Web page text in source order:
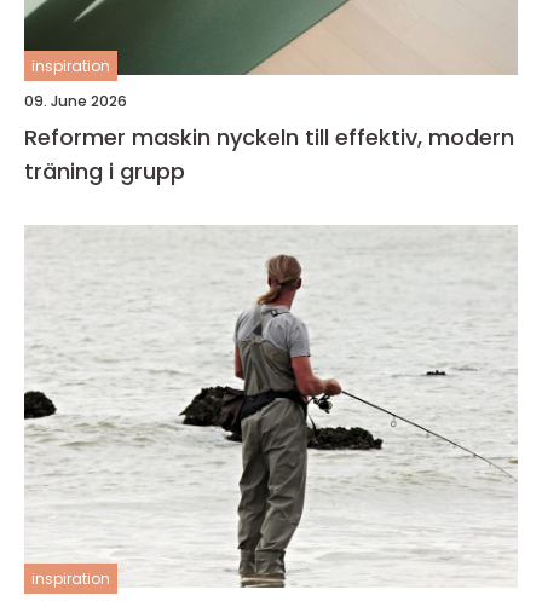
inspiration
09. June 2026
Reformer maskin nyckeln till effektiv, modern
träning i grupp
inspiration